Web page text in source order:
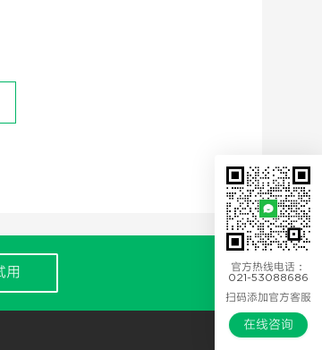
官方热线电话：
021-53088686
扫码添加官方客服
在线咨询
用